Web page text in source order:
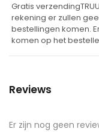
Gratis
rekening er zullen
bestellingen komen.
komen op het
Reviews
Er zijn nog geen